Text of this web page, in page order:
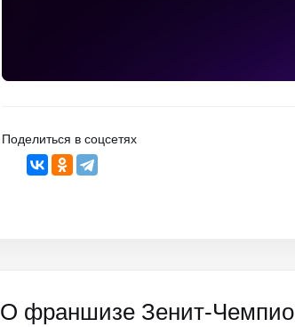
Поделиться в соцсетях
О франшизе Зенит-